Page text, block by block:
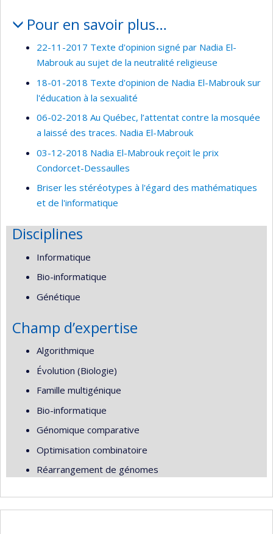
Pour en savoir plus…
22-11-2017 Texte d'opinion signé par Nadia El-
Mabrouk au sujet de la neutralité religieuse
18-01-2018 Texte d'opinion de Nadia El-Mabrouk sur
l'éducation à la sexualité
06-02-2018 Au Québec, l’attentat contre la mosquée
a laissé des traces. Nadia El-Mabrouk
03-12-2018 Nadia El-Mabrouk reçoit le prix
Condorcet-Dessaulles
Briser les stéréotypes à l'égard des mathématiques
et de l'informatique
Disciplines
Informatique
Bio-informatique
Génétique
Champ d’expertise
Algorithmique
Évolution (Biologie)
Famille multigénique
Bio-informatique
Génomique comparative
Optimisation combinatoire
Réarrangement de génomes